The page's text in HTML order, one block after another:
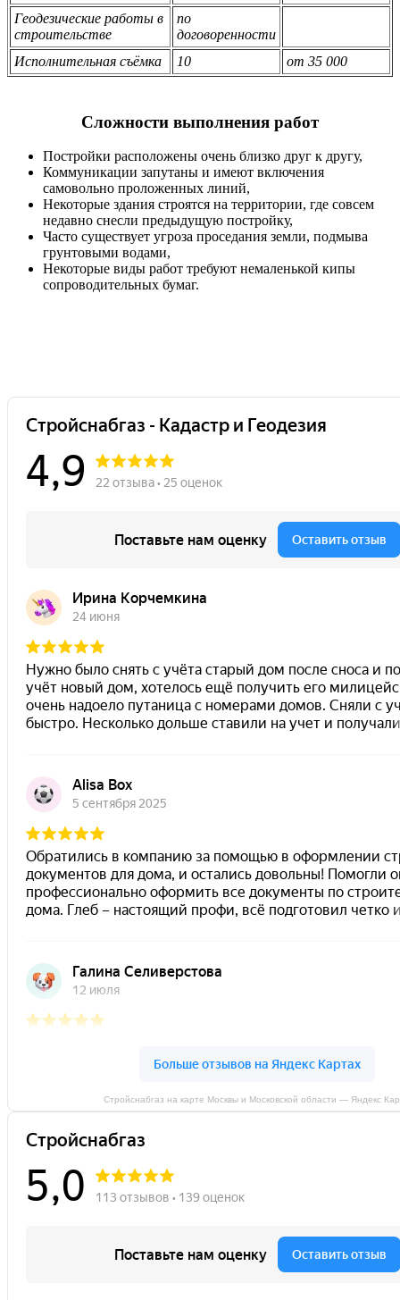
Геодезические работы в
строительстве
по
договоренности
Исполнительная съёмка
10 от 35 000
Сложности выполнения работ
Постройки расположены очень близко друг к другу,
Коммуникации запутаны и имеют включения
самовольно проложенных линий,
Некоторые здания строятся на территории, где совсем
недавно снесли предыдущую постройку,
Часто существует угроза проседания земли, подмыва
грунтовыми водами,
Некоторые виды работ требуют немаленькой кипы
сопроводительных бумаг.
Стройснабгаз на карте Москвы и Московской области — Яндекс